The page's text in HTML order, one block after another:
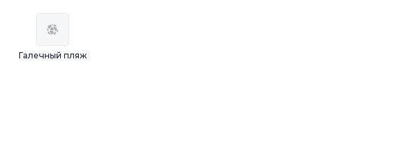
Галечный пляж